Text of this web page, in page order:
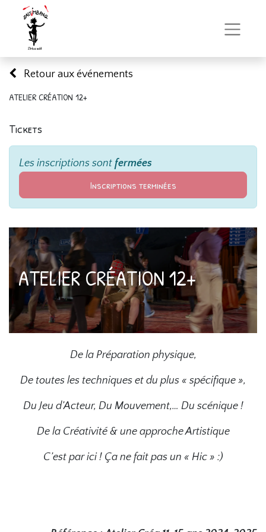
Retour aux événements
ATELIER CRÉATION 12+
Tickets
Les inscriptions sont fermées
Inscriptions terminées
ATELIER CRÉATION 12+
De la Préparation physique,
De toutes les techniques et du plus « spécifique »,
Du Jeu d’Acteur, Du Mouvement,… Du scénique !
De la Créativité & une approche Artistique
C’est par ici ! Ça ne fait pas un « Hic » :)